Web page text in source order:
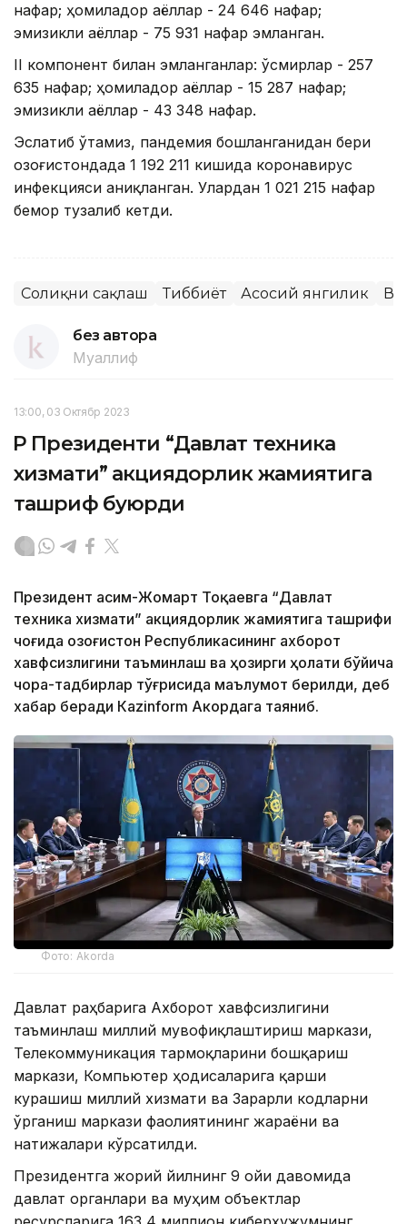
нафар; ҳомиладор аёллар - 24 646 нафар;
эмизикли аёллар - 75 931 нафар эмланган.
II компонент билан эмланганлар: ўсмирлар - 257
635 нафар; ҳомиладор аёллар - 15 287 нафар;
эмизикли аёллар - 43 348 нафар.
Эслатиб ўтамиз, пандемия бошланганидан бери
Қозоғистондада 1 192 211 кишида коронавирус
инфекцияси аниқланган. Улардан 1 021 215 нафар
бемор тузалиб кетди.
Соғлиқни сақлаш Тиббиёт Асосий янгилик
без автора
Муаллиф
13:00, 03 Октябр 2023
ҚР Президенти “Давлат техника
хизмати” акциядорлик жамиятига
ташриф буюрди
Президент Қасим-Жомарт Тоқаевга “Давлат
техника хизмати” акциядорлик жамиятига ташрифи
чоғида Қозоғистон Республикасининг ахборот
хавфсизлигини таъминлаш ва ҳозирги ҳолати бўйича
чора-тадбирлар тўғрисида маълумот берилди, деб
хабар беради Каzinform Акордага таяниб.
Фото: Akorda
Давлат раҳбарига Ахборот хавфсизлигини
таъминлаш миллий мувофиқлаштириш маркази,
Телекоммуникация тармоқларини бошқариш
маркази, Компьютер ҳодисаларига қарши
курашиш миллий хизмати ва Зарарли кодларни
ўрганиш маркази фаолиятининг жараёни ва
натижалари кўрсатилди.
Президентга жорий йилнинг 9 ойи давомида
давлат органлари ва муҳим объектлар